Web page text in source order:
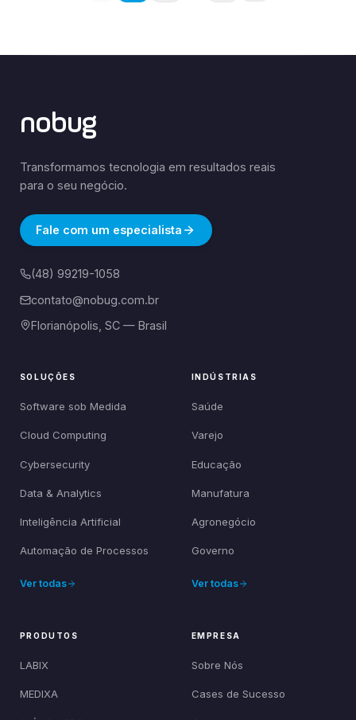
nobug
Transformamos tecnologia em resultados reais
para o seu negócio.
Fale com um especialista
(48) 99219-1058
contato@nobug.com.br
Florianópolis, SC — Brasil
SOLUÇÕES
Software sob Medida
Cloud Computing
Cybersecurity
Data & Analytics
Inteligência Artificial
Automação de Processos
Ver todas
INDÚSTRIAS
Saúde
Varejo
Educação
Manufatura
Agronegócio
Governo
Ver todas
PRODUTOS
LABIX
MEDIXA
EMPRESA
Sobre Nós
Cases de Sucesso